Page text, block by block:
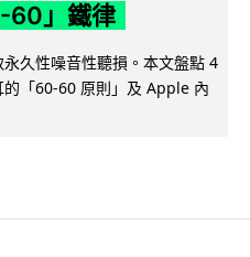
60」鐵律
久性噪音性聽損。本文盤點 4
「60-60 原則」及 Apple 內